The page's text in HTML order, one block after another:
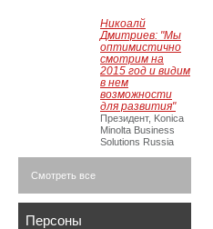
Никоалй
Дмитриев: "Мы
оптимистично
смотрим на
2015 год и видим
в нем
возможности
для развития"
Президент, Konica
Minolta Business
Solutions Russia
Смотреть все
Персоны